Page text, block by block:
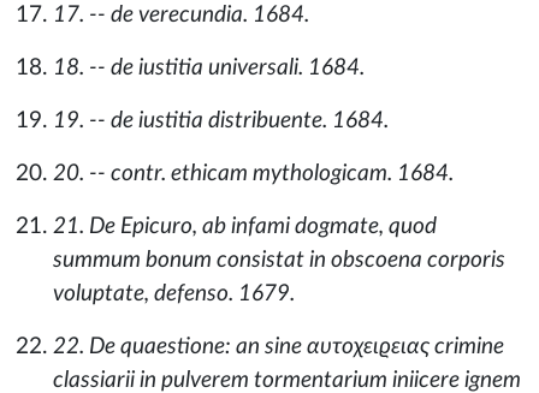
17. -- de verecundia. 1684.
18. -- de iustitia universali. 1684.
19. -- de iustitia distribuente. 1684.
20. -- contr. ethicam mythologicam. 1684.
21. De Epicuro, ab infami dogmate, quod
summum bonum consistat in obscoena corporis
voluptate, defenso. 1679.
22. De quaestione: an sine αυτοχειϱειας crimine
classiarii in pulverem tormentarium iniicere ignem